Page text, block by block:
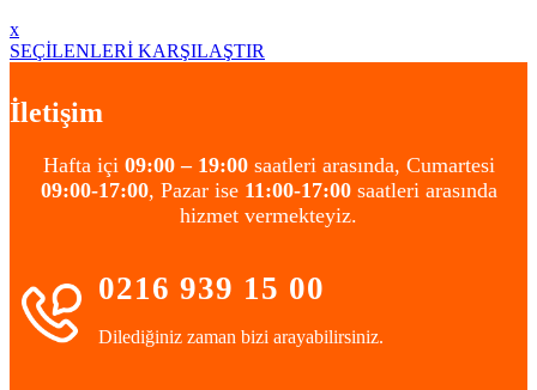
x
SEÇİLENLERİ KARŞILAŞTIR
İletişim
Hafta içi 09:00 – 19:00saatleri arasında, Cumartesi
09:00-17:00, Pazar ise 11:00-17:00saatleri arasında
hizmet vermekteyiz.
0216 939 15 00
Dilediğiniz zaman bizi arayabilirsiniz.